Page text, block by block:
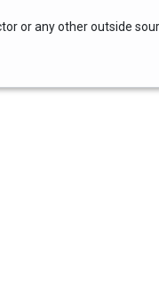
or any other outside